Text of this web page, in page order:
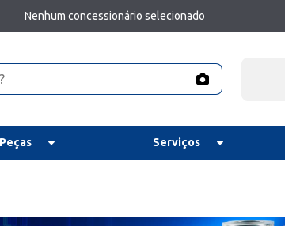
Nenhum concessionário selecionado
Serviços